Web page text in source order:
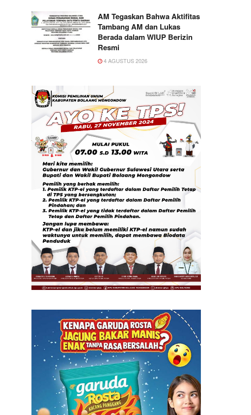
AM Tegaskan Bahwa Aktifitas
Tambang AM dan Lukas
Berada dalam WIUP Berizin
Resmi
4 AGUSTUS 2026